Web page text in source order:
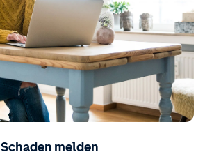
Schaden melden